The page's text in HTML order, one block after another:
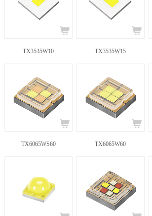
TX3535W10 TX3535W15
TX6065WS60 TX6065W60